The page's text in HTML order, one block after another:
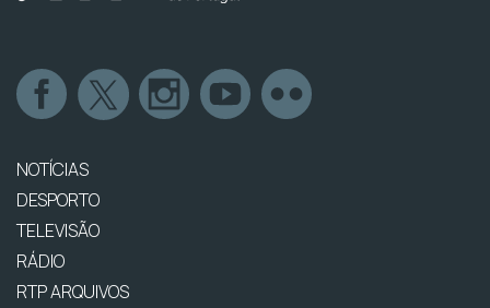
NOTÍCIAS
DESPORTO
TELEVISÃO
RÁDIO
RTP ARQUIVOS